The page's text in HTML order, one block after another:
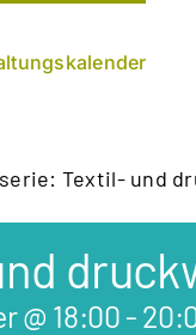
Textil- und
@ 18:00 -